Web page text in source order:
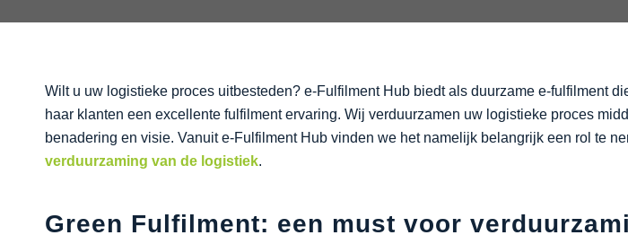
Wilt u uw logistieke proces uitbesteden? e-Fulfilment Hub biedt als duurzame e-fulfilment
haar klanten een excellente fulfilment ervaring. Wij verduurzamen uw logistieke proces
benadering en visie. Vanuit e-Fulfilment Hub vinden we het namelijk belangrijk een rol te
verduurzaming van de logistiek.
Green Fulfilment: een must voor